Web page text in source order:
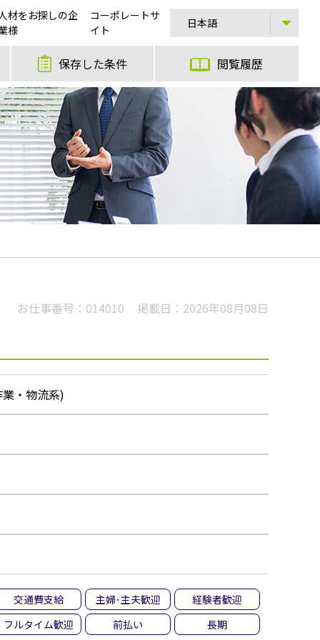
材をお探しの企
様
コーポレートサ
イト
保存した条件 閲覧履歴
お仕事番号： 014010 掲載日： 2026年08月08日
・物流系)
交通費支給 主婦･主夫歓迎
経験者歓迎
フルタイム歓迎 前払い 長期